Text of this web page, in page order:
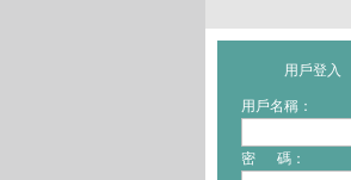
用戶登入
用戶名稱：
密 碼：